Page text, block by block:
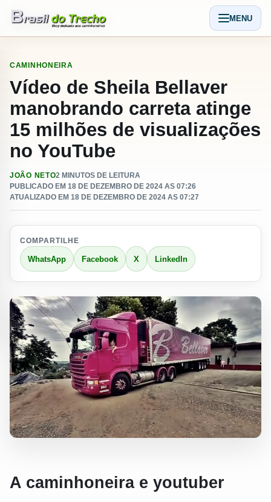
Abrir
MENU
CAMINHONEIRA
Vídeo de Sheila Bellaver
manobrando carreta atinge
15 milhões de visualizações
no YouTube
JOÃO NETO2 MINUTOS DE LEITURA
PUBLICADO EM 18 DE DEZEMBRO DE 2024 AS 07:26
ATUALIZADO EM 18 DE DEZEMBRO DE 2024 AS 07:27
COMPARTILHE
WhatsApp Facebook X LinkedIn
A caminhoneira e youtuber